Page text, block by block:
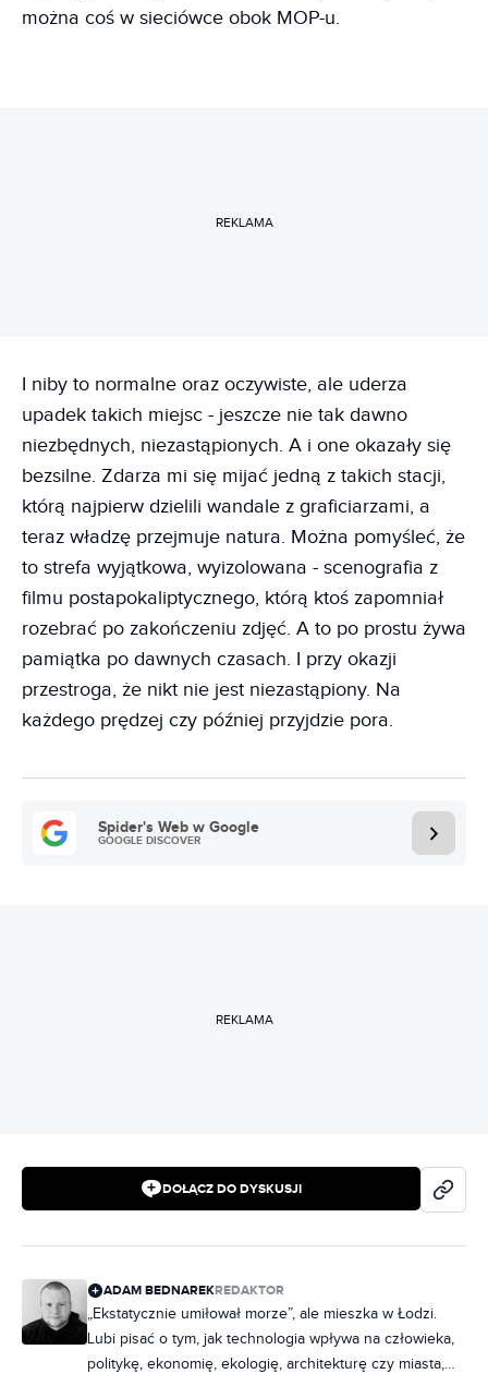
można coś w sieciówce obok MOP-u.
REKLAMA
I niby to normalne oraz oczywiste, ale uderza
upadek takich miejsc - jeszcze nie tak dawno
niezbędnych, niezastąpionych. A i one okazały się
bezsilne. Zdarza mi się mijać jedną z takich stacji,
którą najpierw dzielili wandale z graficiarzami, a
teraz władzę przejmuje natura. Można pomyśleć, że
to strefa wyjątkowa, wyizolowana - scenografia z
filmu postapokaliptycznego, którą ktoś zapomniał
rozebrać po zakończeniu zdjęć. A to po prostu żywa
pamiątka po dawnych czasach. I przy okazji
przestroga, że nikt nie jest niezastąpiony. Na
każdego prędzej czy później przyjdzie pora.
Spider's Web w Google
GOOGLE DISCOVER
REKLAMA
DOŁĄCZ DO DYSKUSJI
ADAM BEDNAREKREDAKTOR
„Ekstatycznie umiłował morze”, ale mieszka w Łodzi.
Lubi pisać o tym, jak technologia wpływa na człowieka,
politykę, ekonomię, ekologię, architekturę czy miasta,